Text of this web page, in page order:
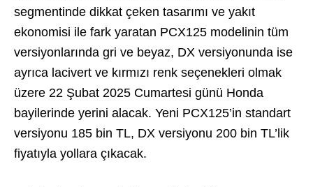
segmentinde dikkat çeken tasarımı ve yakıt
ekonomisi ile fark yaratan PCX125 modelinin tüm
versiyonlarında gri ve beyaz, DX versiyonunda ise
ayrıca lacivert ve kırmızı renk seçenekleri olmak
üzere 22 Şubat 2025 Cumartesi günü Honda
bayilerinde yerini alacak. Yeni PCX125’in standart
versiyonu 185 bin TL, DX versiyonu 200 bin TL’lik
fiyatıyla yollara çıkacak.